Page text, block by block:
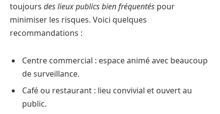
toujours des lieux publics bien fréquentés pour
minimiser les risques. Voici quelques
recommandations :
Centre commercial : espace animé avec beaucoup
de surveillance.
Café ou restaurant : lieu convivial et ouvert au
public.